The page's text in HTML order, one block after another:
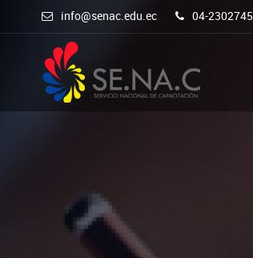
info@senac.edu.ec 04-2302745